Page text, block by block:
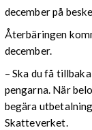
december på
Återbäringen
december.
– Ska du få
pengarna. När
begära
Skatteverket.